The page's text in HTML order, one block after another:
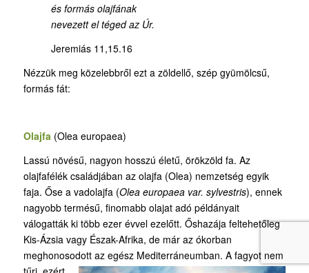
és formás olajfának
nevezett el téged az Úr.
Jeremiás 11,15.16
Nézzük meg közelebbről ezt a zöldellő, szép gyümölcsű,
formás fát:
Olajfa(Olea europaea)
Lassú növésű, nagyon hosszú életű, örökzöld fa. Az
olajfafélék családjában az olajfa (Olea) nemzetség egyik
faja. Őse a vadolajfa (Olea europaea var. sylvestris), ennek
nagyobb termésű, finomabb olajat adó példányait
válogatták ki több ezer évvel ezelőtt. Őshazája feltehetőleg
Kis-Ázsia vagy Észak-Afrika, de már az ókorban
meghonosodott az egész Mediterráneumban. A fagyot nem